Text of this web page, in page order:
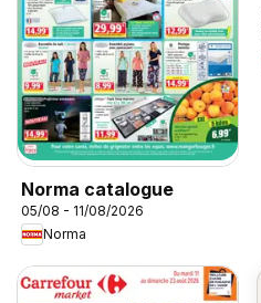
Norma catalogue
05/08 - 11/08/2026
Norma